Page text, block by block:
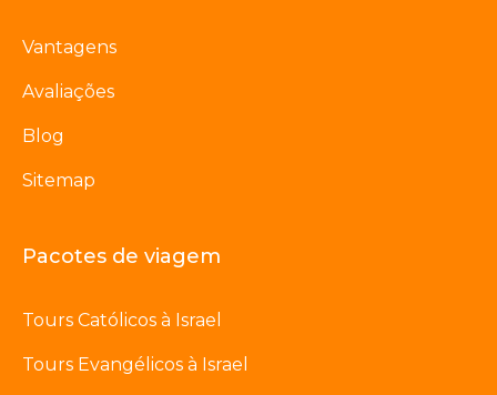
Vantagens
Avaliações
Blog
Sitemap
Pacotes de viagem
Tours Católicos à Israel
Tours Evangélicos à Israel